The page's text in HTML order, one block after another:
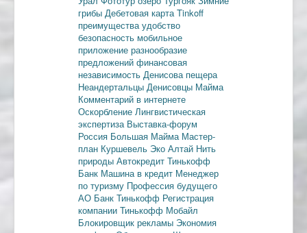
грибы Дебетовая карта Tinkoff
преимущества удобство
безопасность мобильное
приложение разнообразие
предложений финансовая
независимость Денисова пещера
Неандертальцы Денисовцы Майма
Комментарий в интернете
Оскорбление Лингвистическая
экспертиза Выставка-форум
Россия Большая Майма Мастер-
план Куршевель Эко Алтай Нить
природы Автокредит Тинькофф
Банк Машина в кредит Менеджер
по туризму Профессия будущего
АО Банк Тинькофф Регистрация
компании Тинькофф Мобайл
Блокировщик рекламы Экономия